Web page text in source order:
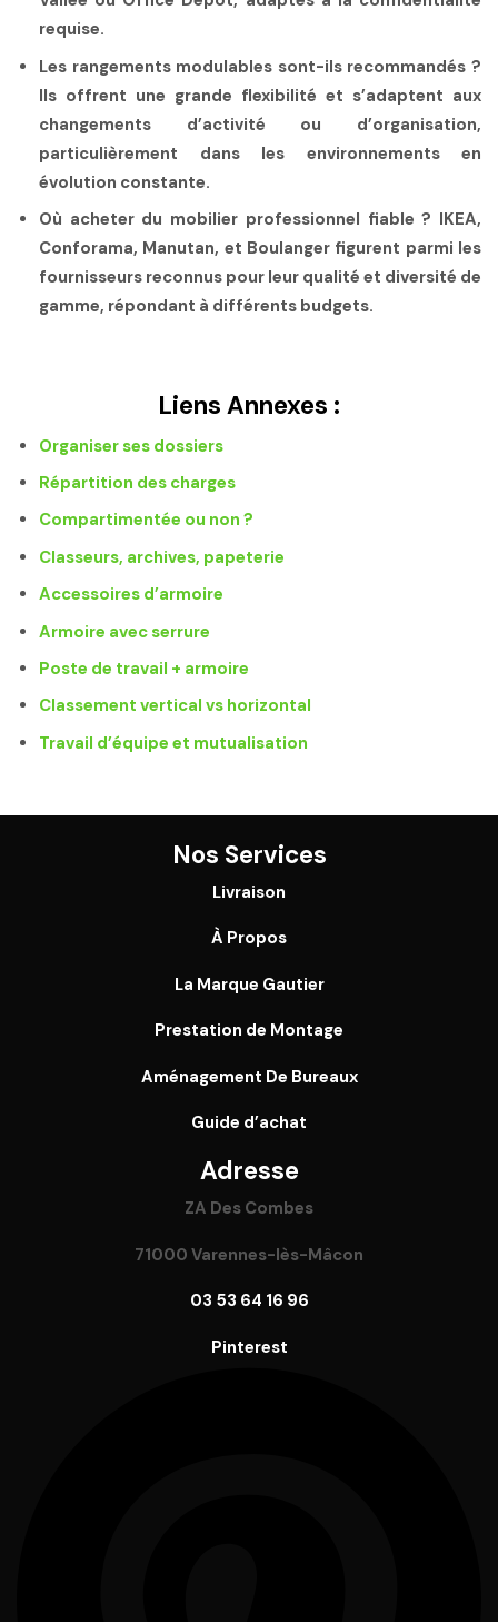
requise.
Les rangements modulables sont-ils recommandés ?
Ils offrent une grande flexibilité et s’adaptent aux
changements d’activité ou d’organisation,
particulièrement dans les environnements en
évolution constante.
Où acheter du mobilier professionnel fiable ? IKEA,
Conforama, Manutan, et Boulanger figurent parmi les
fournisseurs reconnus pour leur qualité et diversité de
gamme, répondant à différents budgets.
Liens Annexes :
Organiser ses dossiers
Répartition des charges
Compartimentée ou non ?
Classeurs, archives, papeterie
Accessoires d’armoire
Armoire avec serrure
Poste de travail + armoire
Classement vertical vs horizontal
Travail d’équipe et mutualisation
Nos Services
Livraison
À Propos
La Marque Gautier
Prestation de Montage
Aménagement De Bureaux
Guide d’achat
Adresse
ZA Des Combes
71000 Varennes-lès-Mâcon
03 53 64 16 96
Pinterest